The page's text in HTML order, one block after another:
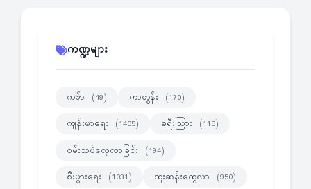
ကဏ္ဍများ
ကဗ်ာ (49) ကာတွန်း (170)
ကျန်းမာရေး (1405) ခရီးသြား (115)
စမ်းသပ်လေ့လာခြင်း (194)
စီးပွားရေး (1031) ထူးဆန်းထွေလာ (950)